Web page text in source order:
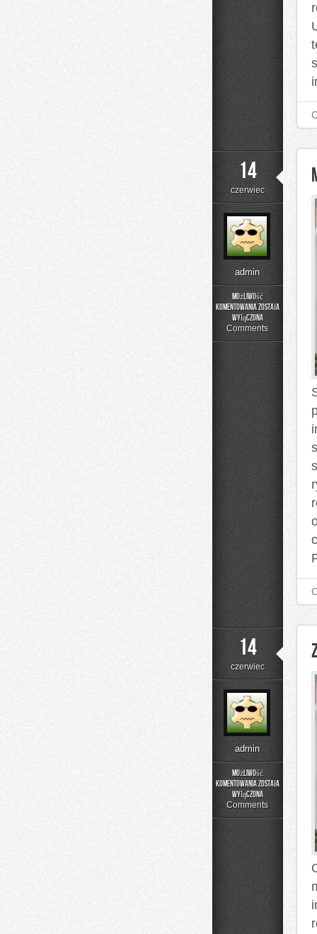
14
czerwiec
admin
Możliwość
komentowania
Size
została
wyłączona
Comments
14
czerwiec
admin
Możliwość
komentowania
Zapachowe
Inspiracje
została
wyłączona
Comments